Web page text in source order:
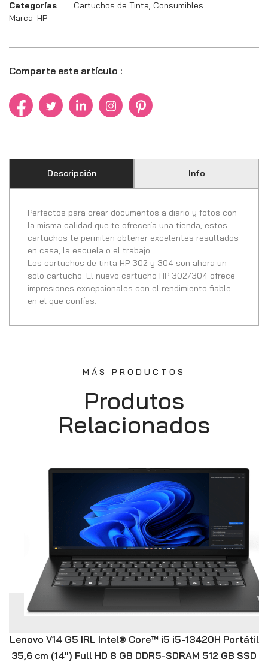
Categorías
Cartuchos de Tinta, Consumibles
Marca: HP
Comparte este artículo :
Descripción Info
Perfectos para crear documentos a diario y fotos con
la misma calidad que te ofrecería una tienda, estos
cartuchos te permiten obtener excelentes resultados
en casa, la escuela o el trabajo.
Los cartuchos de tinta HP 302 y 304 son ahora un
solo cartucho. El nuevo cartucho HP 302/304 ofrece
impresiones excepcionales con el rendimiento fiable
en el que confías.
MÁS PRODUCTOS
Produtos
Relacionados
Lenovo V14 G5 IRL Intel® Core™ i5 i5-13420H Portátil
35,6 cm (14″) Full HD 8 GB DDR5-SDRAM 512 GB SSD